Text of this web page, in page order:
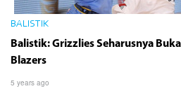
BALISTIK
Balistik: Grizzlies Seharusnya
Blazers
5 years ago